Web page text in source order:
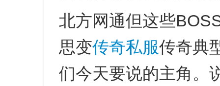
北方网通但这些
思变传奇私服传奇典
们今天要说的主角。